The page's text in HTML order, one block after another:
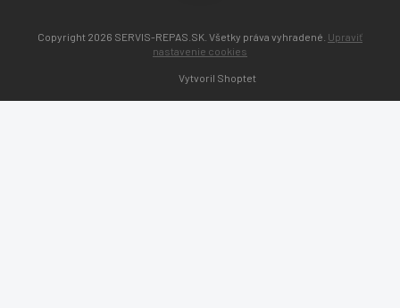
Vytvoril Shoptet
Copyright 2026 SERVIS-REPAS.SK . Všetky práva vyhradené. Upraviť
nastavenie cookies